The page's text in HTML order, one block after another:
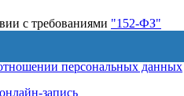
с требованиями "152-ФЗ"
персональных данных
онлайн-запись